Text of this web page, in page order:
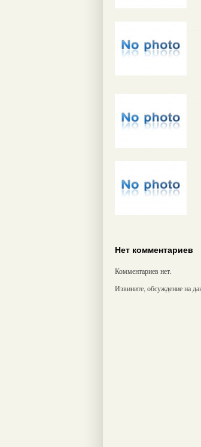
Нет комментариев
Комментариев нет.
Извините, обсуждение на